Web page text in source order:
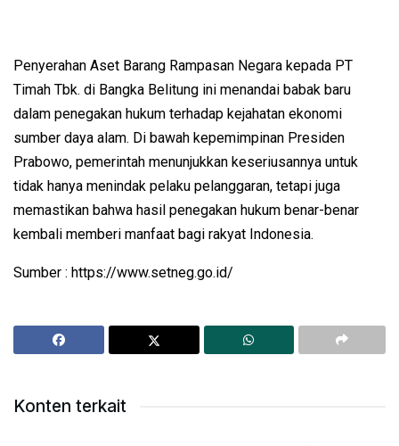
Penyerahan Aset Barang Rampasan Negara kepada PT
Timah Tbk. di Bangka Belitung ini menandai babak baru
dalam penegakan hukum terhadap kejahatan ekonomi
sumber daya alam. Di bawah kepemimpinan Presiden
Prabowo, pemerintah menunjukkan keseriusannya untuk
tidak hanya menindak pelaku pelanggaran, tetapi juga
memastikan bahwa hasil penegakan hukum benar-benar
kembali memberi manfaat bagi rakyat Indonesia.
Sumber : https://www.setneg.go.id/
Konten terkait